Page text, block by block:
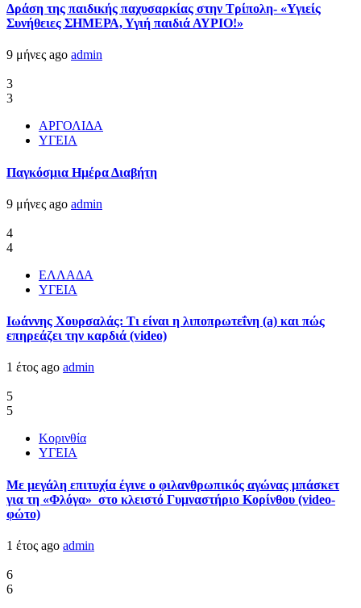
Δράση της παιδικής παχυσαρκίας στην Τρίπολη- «Υγιείς
Συνήθειες ΣΗΜΕΡΑ, Υγιή παιδιά ΑΥΡΙΟ!»
9 μήνες ago admin
3
3
ΑΡΓΟΛΙΔΑ
ΥΓΕΙΑ
Παγκόσμια Ημέρα Διαβήτη
9 μήνες ago admin
4
4
ΕΛΛΑΔΑ
ΥΓΕΙΑ
Ιωάννης Χουρσαλάς: Τι είναι η λιποπρωτεΐνη (a) και πώς
επηρεάζει την καρδιά (video)
1 έτος ago admin
5
5
Κορινθία
ΥΓΕΙΑ
Με μεγάλη επιτυχία έγινε ο φιλανθρωπικός αγώνας μπάσκετ
για τη «Φλόγα» στο κλειστό Γυμναστήριο Κορίνθου (video-
φώτο)
1 έτος ago admin
6
6